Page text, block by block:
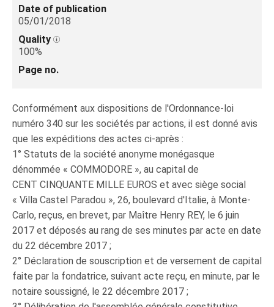
Date of publication
05/01/2018
Quality
100%
Page no.
Conformément aux dispositions de l'Ordonnance-loi
numéro 340 sur les sociétés par actions, il est donné avis
que les expéditions des actes ci-après :
1° Statuts de la société anonyme monégasque
dénommée « COMMODORE », au capital de
CENT CINQUANTE MILLE EUROS et avec siège social
« Villa Castel Paradou », 26, boulevard d'Italie, à Monte-
Carlo, reçus, en brevet, par Maître Henry REY, le 6 juin
2017 et déposés au rang de ses minutes par acte en date
du 22 décembre 2017 ;
2° Déclaration de souscription et de versement de capital
faite par la fondatrice, suivant acte reçu, en minute, par le
notaire soussigné, le 22 décembre 2017 ;